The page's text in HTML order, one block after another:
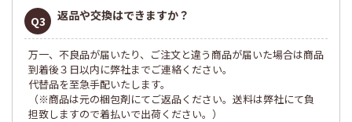
Q3 返品や交換はできますか？
万一、不良品が届いたり、ご注文と違う商品が届いた場合は商品
到着後３日以内に弊社までご連絡ください。
代替品を至急手配いたします。
（※商品は元の梱包剤にてご返品ください。送料は弊社にて負
担致しますので着払いで出荷ください。）